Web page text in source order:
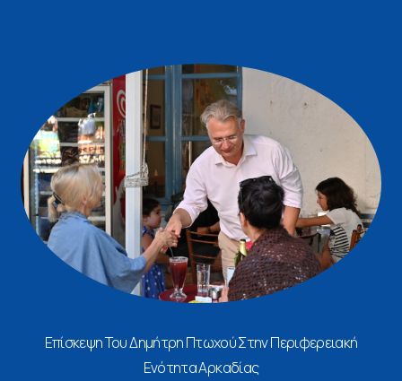
Επίσκεψη Του Δημήτρη Πτωχού Στην Περιφερειακή
Ενότητα Αρκαδίας